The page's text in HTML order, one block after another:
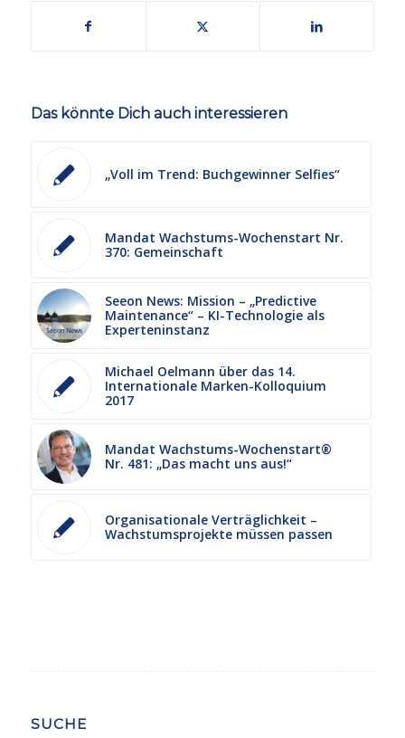
Das könnte Dich auch interessieren
„Voll im Trend: Buchgewinner Selfies“
Mandat Wachstums-Wochenstart Nr.
370: Gemeinschaft
Seeon News: Mission – „Predictive
Maintenance“ – KI-Technologie als
Experteninstanz
Michael Oelmann über das 14.
Internationale Marken-Kolloquium
2017
Mandat Wachstums-Wochenstart®
Nr. 481: „Das macht uns aus!“
Organisationale Verträglichkeit –
Wachstumsprojekte müssen passen
SUCHE